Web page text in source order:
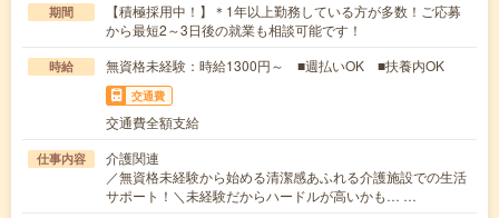
期間
【積極採用中！】＊1年以上勤務している方が多数！ご応募
から最短2～3日後の就業も相談可能です！
時給 無資格未経験：時給1300円～ ■週払いOK ■扶養内OK
交通費
交通費全額支給
仕事内容
介護関連
／無資格未経験から始める清潔感あふれる介護施設での生活
サポート！＼未経験だからハードルが高いかも… …